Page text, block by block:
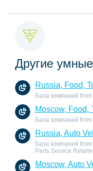
Другие
Russia, Food,
База компаний
Moscow, Food,
База компаний
Russia, Auto
База компаний
Parts Service
Moscow, Auto